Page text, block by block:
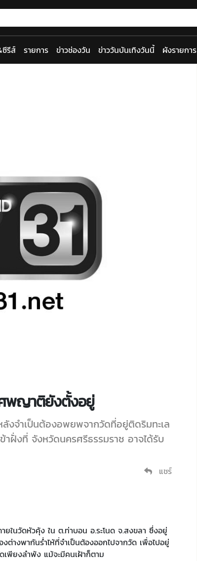
รีส์ รายการ ข่าวช่องวัน ข่าววันบันเทิงวันนี้ ผังรายการ
พญาติยังตั้งอยู่
ลังจำเป็นต้องอพยพจากวัดที่อยู่ติดริมทะเล
ฝั่งที่ จังหวัดนครศรีธรรมราช อาจได้รับ
แชร์
ในวัดหัวคุ้ง ใน ต.ท่าบอน อ.ระโนด จ.สงขลา ซึ่งอยู่
างพากันร่ำไห้ที่จำเป็นต้องออกไปจากวัด เพื่อไปอยู่
ยงลำพัง แม้จะมีคนเฝ้าก็ตาม